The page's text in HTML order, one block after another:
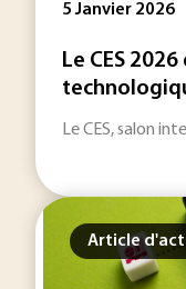
5 Janvier 2026
Le CES
Le CES, salon
Article